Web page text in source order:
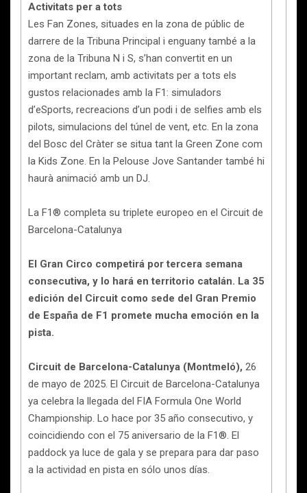
Activitats per a tots
Les Fan Zones, situades en la zona de públic de
darrere de la Tribuna Principal i enguany també a la
zona de la Tribuna N i S, s’han convertit en un
important reclam, amb activitats per a tots els
gustos relacionades amb la F1: simuladors
d’eSports, recreacions d’un podi i de selfies amb els
pilots, simulacions del túnel de vent, etc. En la zona
del Bosc del Cràter se situa tant la Green Zone com
la Kids Zone. En la Pelouse Jove Santander també hi
haurà animació amb un DJ.
La F1® completa su triplete europeo en el Circuit de
Barcelona-Catalunya
El Gran Circo competirá por tercera semana
consecutiva, y lo hará en territorio catalán. La 35
edición del Circuit como sede del Gran Premio
de España de F1 promete mucha emoción en la
pista.
Circuit de Barcelona-Catalunya (Montmeló), 26
de mayo de 2025. El Circuit de Barcelona-Catalunya
ya celebra la llegada del FIA Formula One World
Championship. Lo hace por 35 año consecutivo, y
coincidiendo con el 75 aniversario de la F1®. El
paddock ya luce de gala y se prepara para dar paso
a la actividad en pista en sólo unos días.